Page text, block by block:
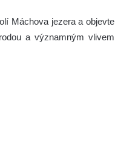
Máchova jezera a objevte
a významným vlivem